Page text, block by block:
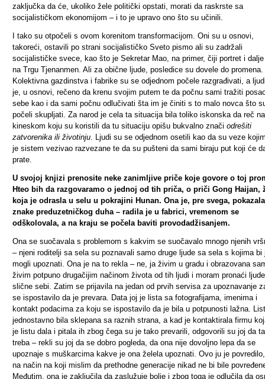
zaključka da će, ukoliko žele politički opstati, morati da raskrste sa
socijalističkom ekonomijom – i to je upravo ono što su učinili.
I tako su otpočeli s ovom korenitom transformacijom. Oni su u osnovi,
takoreći, ostavili po strani socijalističko Sveto pismo ali su zadržali
socijalističke svece, kao što je Sekretar Mao, na primer, čiji portret i
na Trgu Tjenanmen. Ali za obične ljude, posledice su dovele do promena.
Kolektivna gazdinstva i fabrike su se odjednom počele razgrađivati, a
je, u osnovi, rečeno da krenu svojim putem te da počnu sami tražiti
sebe kao i da sami počnu odlučivati šta im je činiti s to malo novca što
počeli skupljati. Za narod je cela ta situacija bila toliko iskonska da reč na
kineskom koju su koristili da tu situaciju opišu bukvalno znači odrešiti
zatvorenika ili životinju. Ljudi su se odjednom osetili kao da su veze
je sistem vezivao razvezane te da su pušteni da sami biraju put koji će
prate.
U svojoj knjizi prenosite neke zanimljive priče koje govore o toj
Hteo bih da razgovaramo o jednoj od tih priča, o priči Gong Haijan,
koja je odrasla u selu u pokrajini Hunan. Ona je, pre svega,
znake preduzetničkog duha – radila je u fabrici, vremenom se
odškolovala, a na kraju se počela baviti provodadžisanjem.
Ona se suočavala s problemom s kakvim se suočavalo mnogo njenih
– njeni roditelji sa sela su poznavali samo druge ljude sa sela s kojima bi
mogli upoznati. Ona je na to rekla – ne, ja živim u gradu i obrazovana
živim potpuno drugačijim načinom života od tih ljudi i moram pronaći ljude
slične sebi. Zatim se prijavila na jedan od prvih servisa za upoznavanje
se ispostavilo da je prevara. Data joj je lista sa fotografijama, imenima i
kontakt podacima za koju se ispostavilo da je bila u potpunosti lažna.
jednostavno bila sklepana sa raznih strana, a kad je kontaktirala firmu
je listu dala i pitala ih zbog čega su je tako prevarili, odgovorili su joj da
treba – rekli su joj da se dobro pogleda, da ona nije dovoljno lepa da se
upoznaje s muškarcima kakve je ona želela upoznati. Ovo ju je
na način na koji mislim da prethodne generacije nikad ne bi bile
Međutim, ona je zaključila da zaslužuje bolje i zbog toga je odlučila da